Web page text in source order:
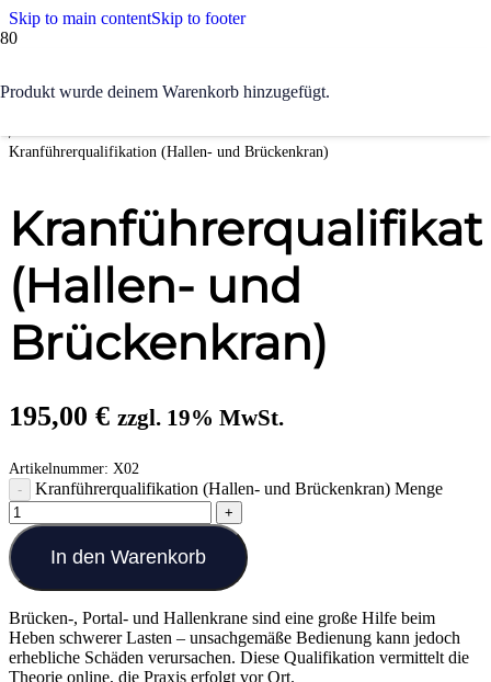
Skip to main contentSkip to footer
Produkt wurde deinem Warenkorb hinzugefügt.
/
/
Kranführerqualifikation (Hallen- und Brückenkran)
(Hallen- und
Brückenkran)
195,00 € zzgl. 19% MwSt.
Artikelnummer: X02
Kranführerqualifikation (Hallen- und Brückenkran) Menge
In den Warenkorb
Brücken-, Portal- und Hallenkrane sind eine große Hilfe beim
Heben schwerer Lasten – unsachgemäße Bedienung kann jedoch
erhebliche Schäden verursachen. Diese Qualifikation vermittelt die
Theorie online, die Praxis erfolgt vor Ort.